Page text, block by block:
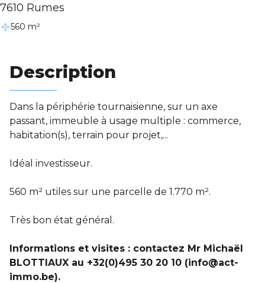
7610 Rumes
560 m²
Description
Dans la périphérie tournaisienne, sur un axe
passant, immeuble à usage multiple : commerce,
habitation(s), terrain pour projet,...
Idéal investisseur.
560 m² utiles sur une parcelle de 1.770 m².
Très bon état général.
Informations et visites : contactez Mr Michaël
BLOTTIAUX au +32(0)495 30 20 10 (info@act-
immo.be).